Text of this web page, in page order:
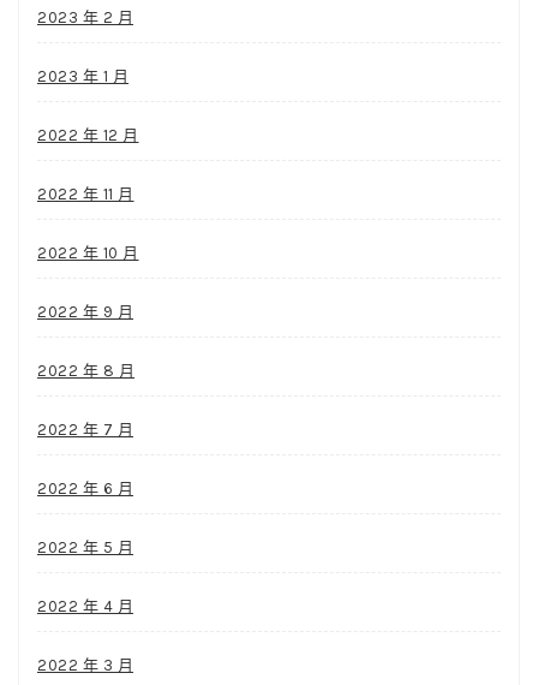
2023 年 2 月
2023 年 1 月
2022 年 12 月
2022 年 11 月
2022 年 10 月
2022 年 9 月
2022 年 8 月
2022 年 7 月
2022 年 6 月
2022 年 5 月
2022 年 4 月
2022 年 3 月